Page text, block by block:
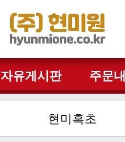
자유게시판 주문
현미흑초